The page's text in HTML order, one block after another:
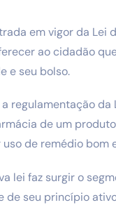
em vigor da Lei
ao cidadão
e seu bolso.
a regulamentação
de um
uso de remédio bom
lei faz surgir o
de seu princípio